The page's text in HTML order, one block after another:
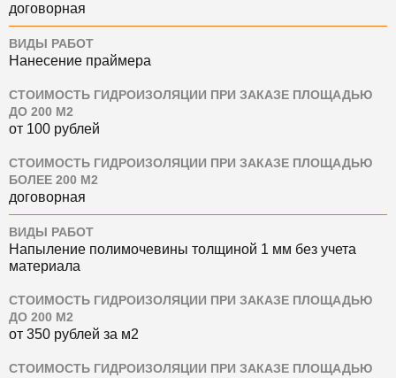
договорная
ВИДЫ РАБОТ
Нанесение праймера
СТОИМОСТЬ ГИДРОИЗОЛЯЦИИ ПРИ ЗАКАЗЕ ПЛОЩАДЬЮ
ДО 200 М2
от 100 рублей
СТОИМОСТЬ ГИДРОИЗОЛЯЦИИ ПРИ ЗАКАЗЕ ПЛОЩАДЬЮ
БОЛЕЕ 200 М2
договорная
ВИДЫ РАБОТ
Напыление полимочевины толщиной 1 мм без учета
материала
СТОИМОСТЬ ГИДРОИЗОЛЯЦИИ ПРИ ЗАКАЗЕ ПЛОЩАДЬЮ
ДО 200 М2
от 350 рублей за м2
СТОИМОСТЬ ГИДРОИЗОЛЯЦИИ ПРИ ЗАКАЗЕ ПЛОЩАДЬЮ